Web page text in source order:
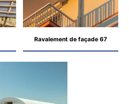
Ravalement de façade 67